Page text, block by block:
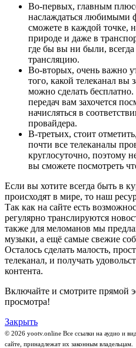
Во-первых, главным
наслаждаться любимыми
сможете в каждой точке,
природе и даже в
где бы вы ни были, всегда
трансляцию.
Во-вторых, очень важно
того, какой телеканал вы
можно сделать
передач вам захочется
начисляться в
провайдера.
В-третьих, стоит
почти все телеканалы
круглосуточно, поэтому
вы сможете посмотреть
Если вы хотите всегда быть в
происходят в мире, то наш
Так как на сайте есть
регулярно транслируются
также для меломанов мы
музыки, а ещё самые свежие
Осталось сделать малость,
телеканал, и получать
контента.
Включайте и смотрите прямой
просмотра!
Закрыть
© 2026 yootv.online Все ссылки на аудио и
сайте, принадлежат их законным владельцам.